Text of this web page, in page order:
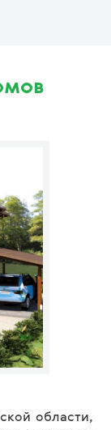
области,